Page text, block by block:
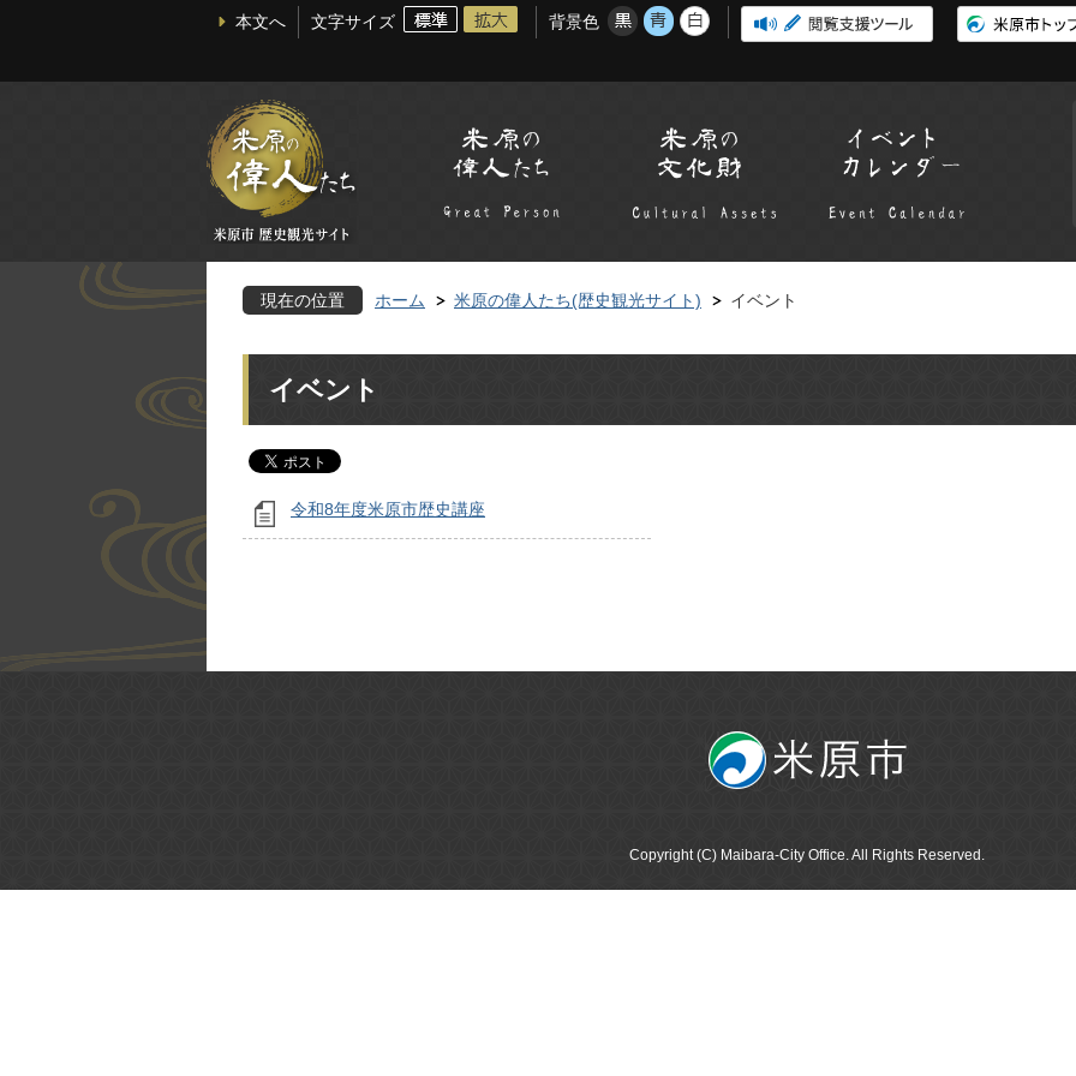
本文へ 文字サイズ 背景色
現在の位置 ホーム 米原の偉人たち(歴史観光サイト) イベント
イベント
令和8年度米原市歴史講座
Copyright (C) Maibara-City Office. All Rights Reserved.